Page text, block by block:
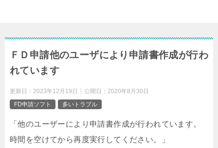
ＦＤ申請他のユーザにより申請書作成が行わ
れています
更新日： 2023年12月19日 公開日： 2020年8月30日
FD申請ソフト
多いトラブル
「他のユーザーにより申請書作成が行われています。
時間を空けてから再度実行してください。」